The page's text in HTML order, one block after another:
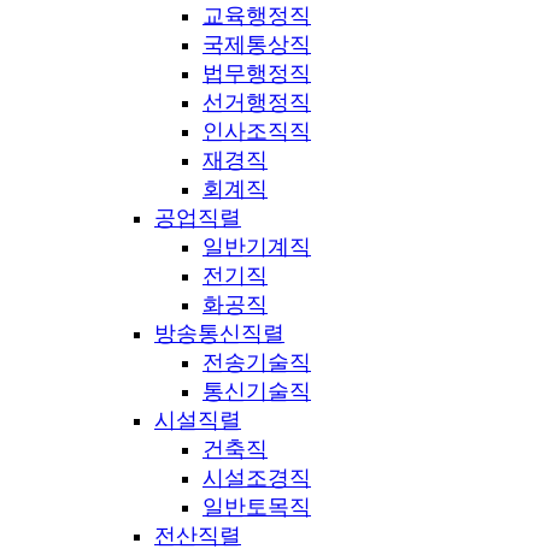
교육행정직
국제통상직
법무행정직
선거행정직
인사조직직
재경직
회계직
공업직렬
일반기계직
전기직
화공직
방송통신직렬
전송기술직
통신기술직
시설직렬
건축직
시설조경직
일반토목직
전산직렬